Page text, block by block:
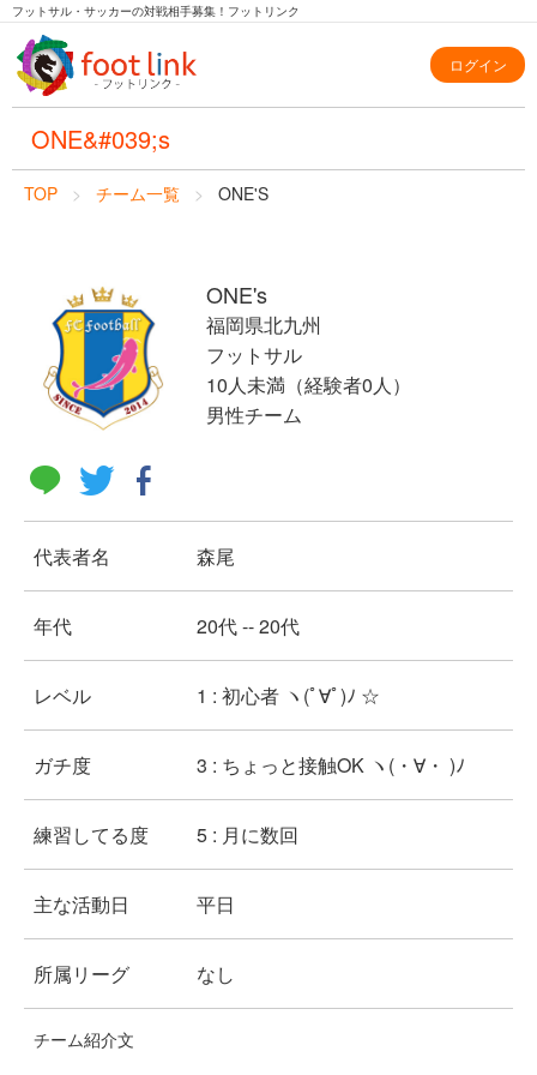
フットサル・サッカーの対戦相手募集！フットリンク
ログイン
ONE&#039;s
TOP チーム一覧 ONE'S
ONE's
福岡県北九州
フットサル
10人未満（経験者0人）
男性チーム
代表者名 森尾
年代 20代 -- 20代
レベル 1 : 初心者 ヽ(ﾟ∀ﾟ)ﾉ ☆
ガチ度 3 : ちょっと接触OK ヽ(・∀・ )ﾉ
練習してる度 5 : 月に数回
主な活動日 平日
所属リーグ なし
チーム紹介文